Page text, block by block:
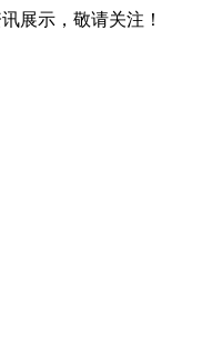
展示，敬请关注！